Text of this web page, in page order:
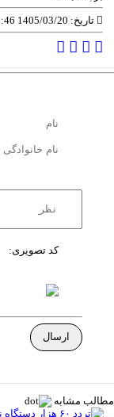
تاریخ: 1405/03/20 08:46 ق.ظ |
کد تصویری:
مطالب مشابه